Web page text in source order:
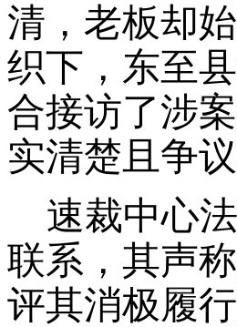
清，老板却
织下，东至
合接访了涉
实清楚且争
速裁中心
联系，其声
评其消极履